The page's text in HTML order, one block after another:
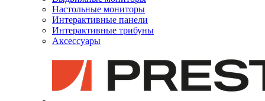
Настольные мониторы
Интерактивные панели
Интерактивные трибуны
Аксессуары